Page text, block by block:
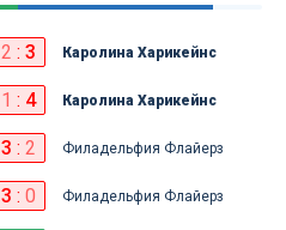
2 : 3 Каролина Харикейнс
1 : 4 Каролина Харикейнс
3 : 2 Филадельфия Флайерз
3 : 0 Филадельфия Флайерз